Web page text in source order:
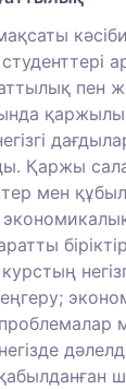
пен
Қаржы
мен